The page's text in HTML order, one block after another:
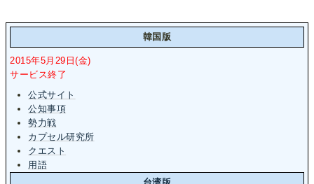
韓国版
2015年5月29日(金)
サービス終了
公式サイト
公知事項
勢力戦
カプセル研究所
クエスト
用語